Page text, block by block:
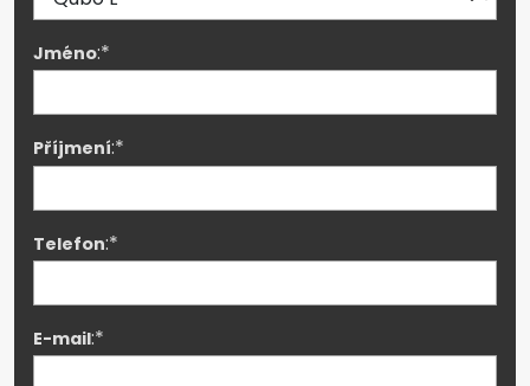
Jméno:*
Příjmení:*
Telefon:*
E-mail:*